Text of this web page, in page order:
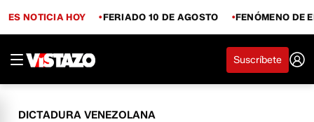
ES NOTICIA HOY FERIADO 10 DE AGOSTO FENÓMENO DE
Suscríbete
DICTADURA VENEZOLANA